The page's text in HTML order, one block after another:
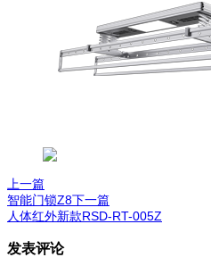
上一篇
智能门锁Z8下一篇
人体红外新款RSD-RT-005Z
文
章
发表评论